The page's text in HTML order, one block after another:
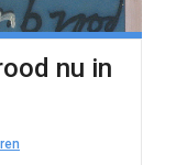
nu in